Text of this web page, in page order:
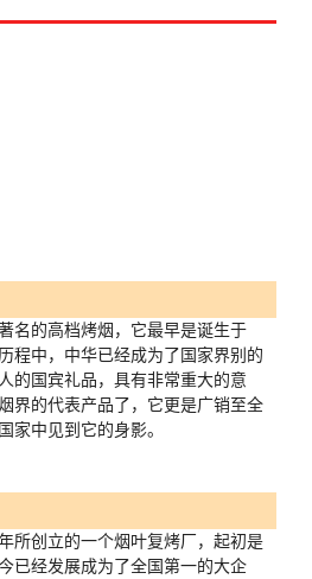
名的高档烤烟，它最早是诞生于
程中，中华已经成为了国家界别的
的国宾礼品，具有非常重大的意
界的代表产品了，它更是广销至全
家中见到它的身影。
所创立的一个烟叶复烤厂，起初是
已经发展成为了全国第一的大企